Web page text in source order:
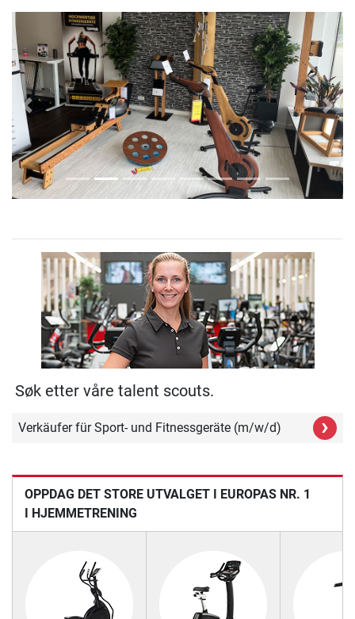
Previous Next
Søk etter våre talent scouts.
Verkäufer für Sport- und Fitnessgeräte (m/w/d) ›
OPPDAG DET STORE UTVALGET I EUROPAS NR. 1
I HJEMMETRENING